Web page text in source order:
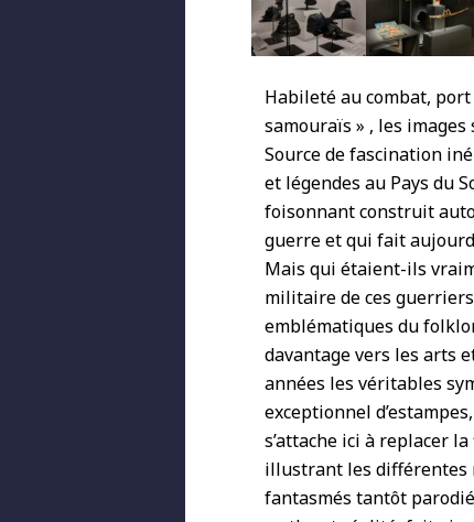
Habileté au combat,
samouraïs » , les
Source de fascination
et légendes au Pays du
foisonnant construit
guerre et qui fait
Mais qui étaient-ils
militaire de ces
emblématiques du
davantage vers les arts
années les véritables
exceptionnel
s’attache ici à replacer
illustrant les différentes
fantasmés tantôt